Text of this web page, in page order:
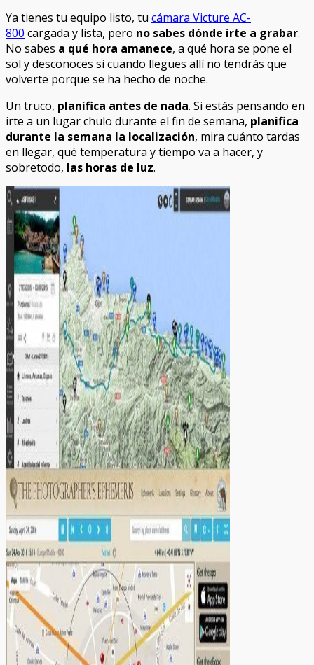
Ya tienes tu equipo listo, tu cámara Victure AC-
800 cargada y lista, pero no sabes dónde irte a grabar.
No sabes a qué hora amanece, a qué hora se pone el
sol y desconoces si cuando llegues allí no tendrás que
volverte porque se ha hecho de noche.
Un truco, planifica antes de nada. Si estás pensando en
irte a un lugar chulo durante el fin de semana, planifica
durante la semana la localización, mira cuánto tardas
en llegar, qué temperatura y tiempo va a hacer, y
sobretodo, las horas de luz.